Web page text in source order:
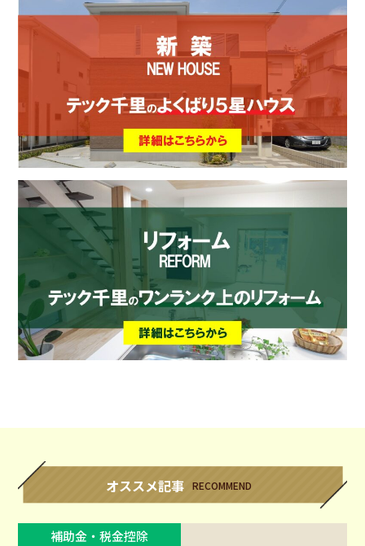
オススメ記事 RECOMMEND
補助金・税金控除